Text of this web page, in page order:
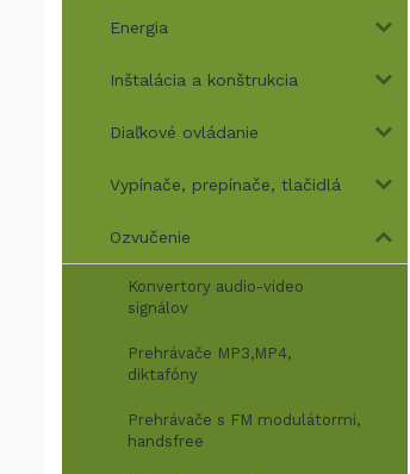
Energia
Inštalácia a konštrukcia
Diaľkové ovládanie
Vypínače, prepínače, tlačidlá
Ozvučenie
Konvertory audio-video
signálov
Prehrávače MP3,MP4,
diktafóny
Prehrávače s FM modulátormi,
handsfree